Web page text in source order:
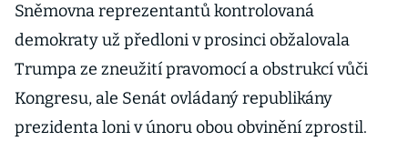
Sněmovna reprezentantů kontrolovaná
demokraty už předloni v prosinci obžalovala
Trumpa ze zneužití pravomocí a obstrukcí vůči
Kongresu, ale Senát ovládaný republikány
prezidenta loni v únoru obou obvinění zprostil.